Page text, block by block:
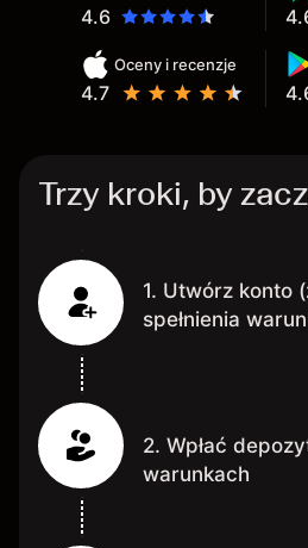
4.6
Oceny i recenzje
4.7
Trzy kroki, by
1. Utwórz konto
spełnienia
2. Wpłać
warunkach